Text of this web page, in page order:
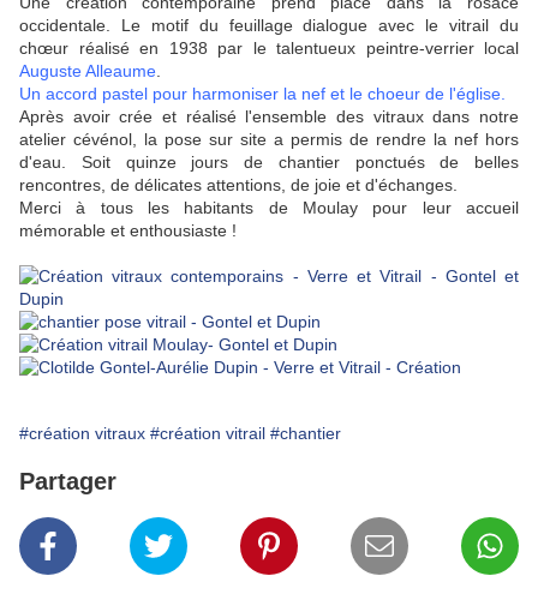
occidentale. Le motif du feuillage dialogueavec levitraildu
chœur réalisé en 1938 par le talentueux peintre-verrier local
Auguste Alleaume
Un accord pastel pour harmoniser la nef et le choeur de l'église
Après avoir crée et réalisé l'ensemble des vitraux dans notre
atelier cévénol, la pose sur site a permis de rendre la nef hors
d'eau. Soit quinze jours de chantier ponctués de belles
rencontres, de délicates attentions, de joie et d'échanges.
Merci à tous les habitants de Moulay pour leur accueil
mémorable et enthousiaste !
#création vitraux #création vitrail #chantier
Partager